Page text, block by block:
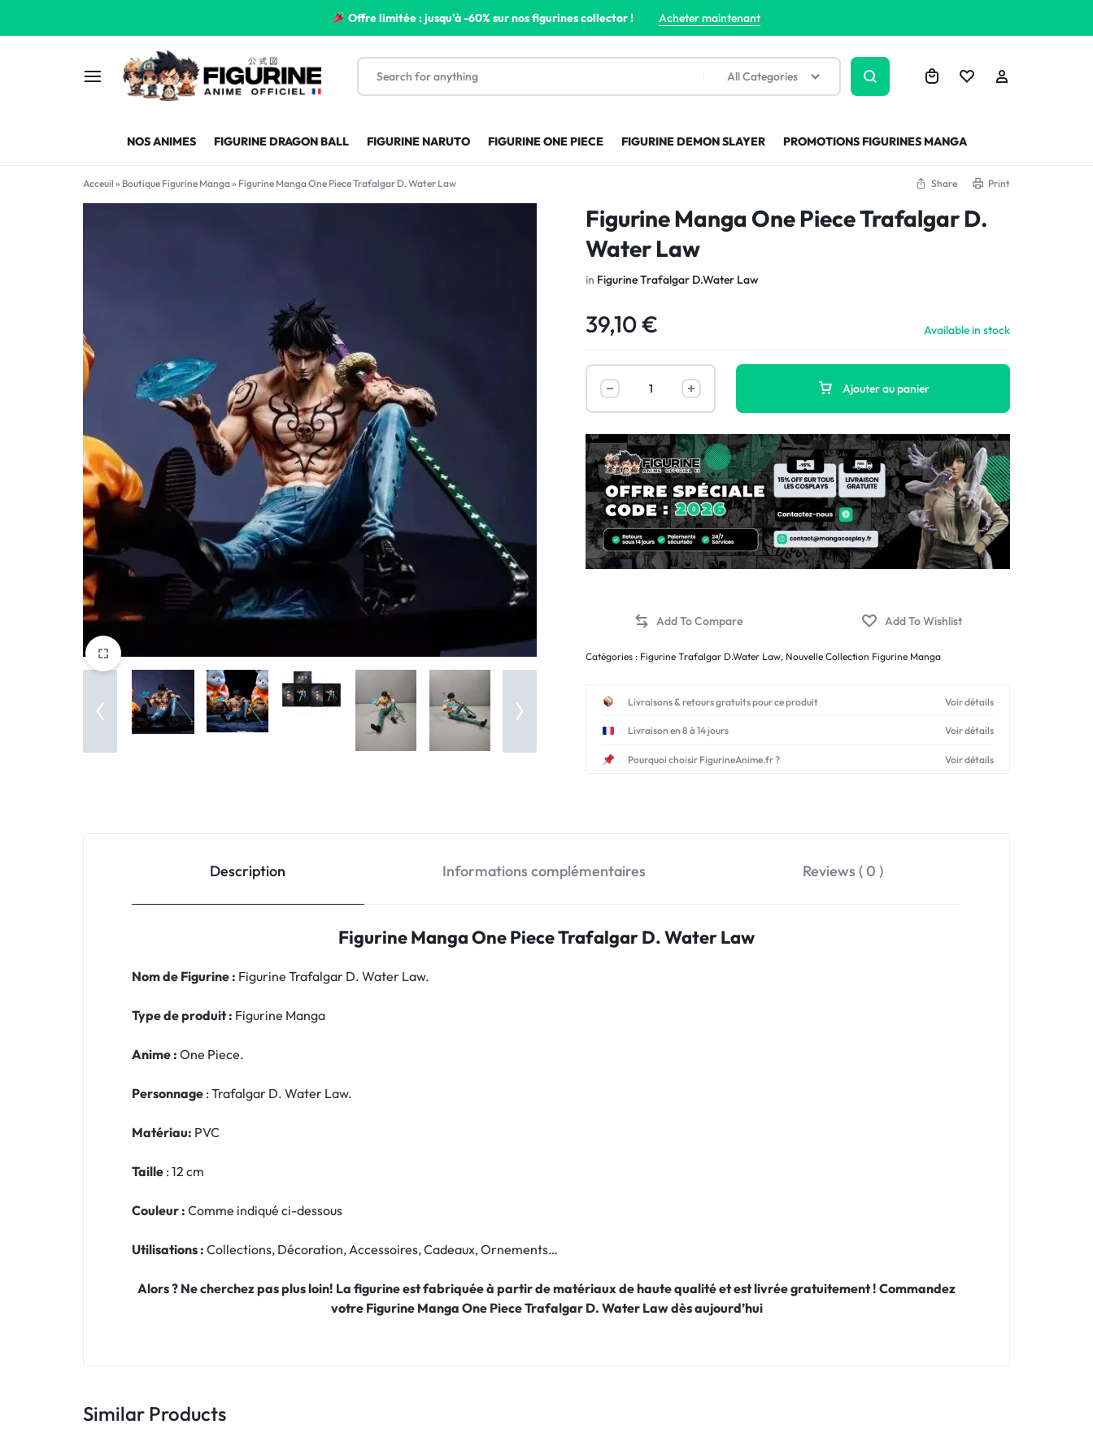
Offre limitée : jusqu’à -60% sur nos figurines collector ! Acheter maintenant
FRANCE
FRANCE
All Categories
NOS ANIMES FIGURINE DRAGON BALL FIGURINE NARUTO FIGURINE ONE PIECE FIGURINE DEMON SLAYER PROMOTIONS FIGURINES MANGA
Acceuil » Boutique Figurine Manga» Figurine Manga One Piece Trafalgar D. Water Law Share Print
Figurine Manga One Piece Trafalgar D.
Water Law
in Figurine Trafalgar D.Water Law
39,10€ Available in stock
Ajouter au panier
Catégories : Figurine Trafalgar D.Water Law, Nouvelle Collection Figurine Manga
Livraisons & retours gratuits pour ce produit Voir détails
Livraison en 8 à 14 jours Voir détails
Pourquoi choisir FigurineAnime.fr ? Voir détails
Description Informations complémentaires Reviews ( 0 )
Figurine Manga One Piece Trafalgar D. Water Law
Nom de Figurine : Figurine Trafalgar D. Water Law.
Type de produit : Figurine Manga
Anime : One Piece.
Personnage : Trafalgar D. Water Law.
Matériau: PVC
Taille : 12 cm
Couleur : Comme indiqué ci-dessous
Utilisations : Collections, Décoration, Accessoires, Cadeaux, Ornements…
Alors ? Ne cherchez pas plus loin! La figurine est fabriquée à partir de matériaux de haute qualité et est livrée gratuitement ! Commandez
votre Figurine Manga One Piece Trafalgar D. Water Lawdès aujourd’hui
Similar Products